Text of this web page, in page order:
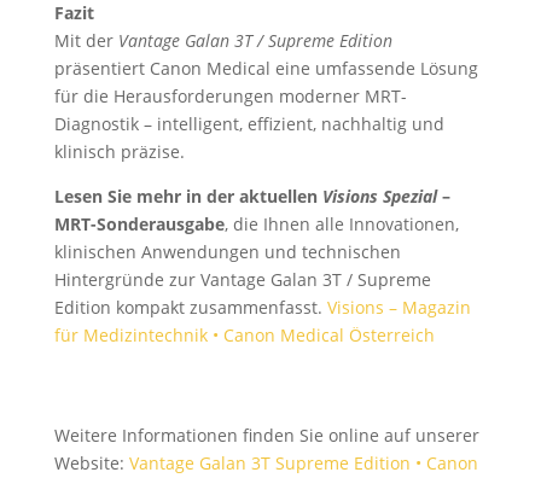
Fazit
Mit der Vantage Galan 3T / Supreme Edition
präsentiert Canon Medical eine umfassende Lösung
für die Herausforderungen moderner MRT-
Diagnostik – intelligent, effizient, nachhaltig und
klinisch präzise.
Lesen Sie mehr in der aktuellen Visions Spezial–
MRT-Sonderausgabe, die Ihnen alle Innovationen,
klinischen Anwendungen und technischen
Hintergründe zur Vantage Galan 3T / Supreme
Edition kompakt zusammenfasst. Visions – Magazin
für Medizintechnik • Canon Medical Österreich
Weitere Informationen finden Sie online auf unserer
Website: Vantage Galan 3T Supreme Edition • Canon